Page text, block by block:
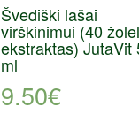
Švediški lašai
virškinimui (40
ekstraktas) JutaVit
ml
9.50€